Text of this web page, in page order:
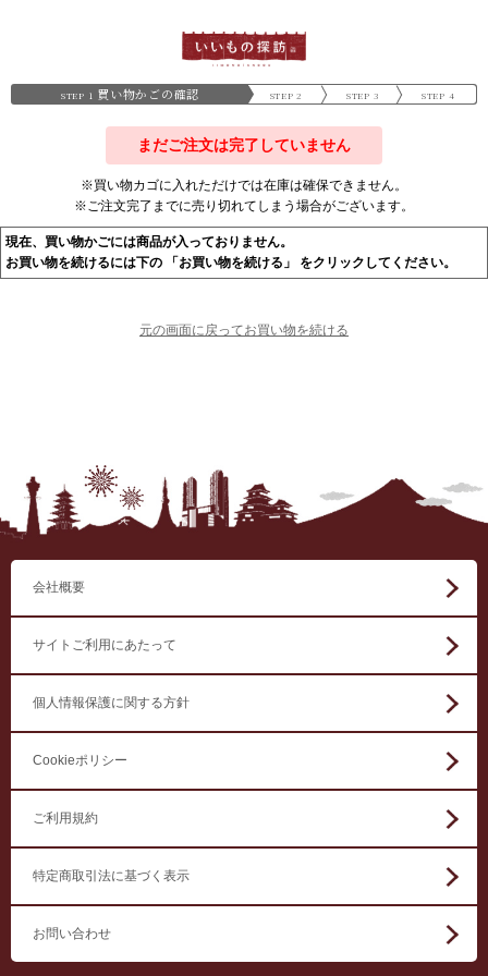
STEP 1 買い物かごの確認 STEP 2 STEP 3 STEP 4
まだご注文は完了していません
※買い物カゴに入れただけでは在庫は確保できません。
※ご注文完了までに売り切れてしまう場合がございます。
現在、買い物かごには商品が入っておりません。
お買い物を続けるには下の 「お買い物を続ける」 をクリックしてください。
会社概要
サイトご利用にあたって
個人情報保護に関する方針
Cookieポリシー
ご利用規約
特定商取引法に基づく表示
お問い合わせ